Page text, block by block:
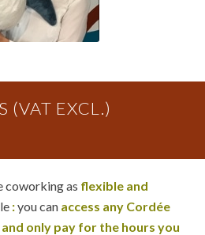
(VAT EXCL.)
coworking as flexible and
:you can access any Cordée
only pay for the hours you